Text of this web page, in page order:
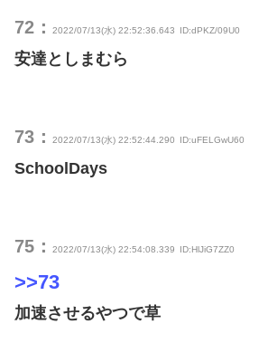
72： 2022/07/13(水) 22:52:36.643 ID:dPKZ/09U0
安達としまむら
73： 2022/07/13(水) 22:52:44.290 ID:uFELGwU60
SchoolDays
75： 2022/07/13(水) 22:54:08.339 ID:HlJiG7ZZ0
>>73
加速させるやつで草